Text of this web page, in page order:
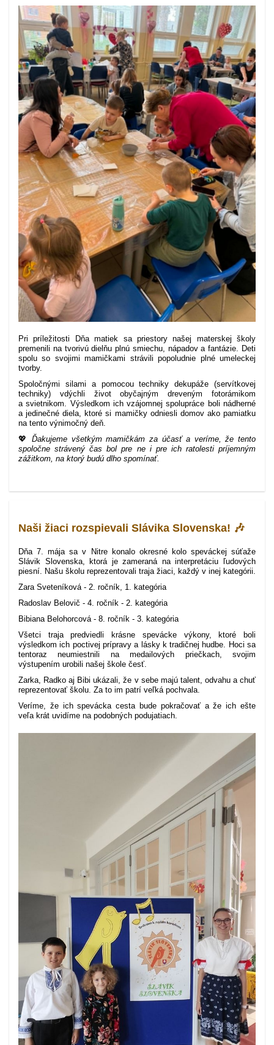
Pri príležitosti Dňa matiek sa priestory našej materskej školy
premenili na tvorivú dielňu plnú smiechu, nápadov a fantázie. Deti
spolu so svojimi mamičkami strávili popoludnie plné umeleckej
tvorby.
Spoločnými silami a pomocou techniky dekupáže (servítkovej
techniky) vdýchli život obyčajným dreveným fotorámikom
a svietnikom. Výsledkom ich vzájomnej spolupráce boli nádherné
a jedinečné diela, ktoré si mamičky odniesli domov ako pamiatku
na tento výnimočný deň.
💖Ďakujeme všetkým mamičkám za účasť a veríme, že tento
spoločne strávený čas bol pre ne i pre ich ratolesti príjemným
zážitkom, na ktorý budú dlho spomínať.
Naši žiaci rozspievali Slávika Slovenska! 🎶
Dňa 7. mája sa v Nitre konalo okresné kolo speváckej súťaže
Slávik Slovenska, ktorá je zameraná na interpretáciu ľudových
piesní. Našu školu reprezentovali traja žiaci, každý v inej kategórii.
Zara Sveteníková - 2. ročník, 1. kategória
Radoslav Belovič - 4. ročník - 2. kategória
Bibiana Belohorcová - 8. ročník - 3. kategória
Všetci traja predviedli krásne spevácke výkony, ktoré boli
výsledkom ich poctivej prípravy a lásky k tradičnej hudbe. Hoci sa
tentoraz neumiestnili na medailových priečkach, svojim
výstupením urobili našej škole česť.
Zarka, Radko aj Bibi ukázali, že v sebe majú talent, odvahu a chuť
reprezentovať školu. Za to im patrí veľká pochvala.
Veríme, že ich spevácka cesta bude pokračovať a že ich ešte
veľa krát uvidíme na podobných podujatiach.